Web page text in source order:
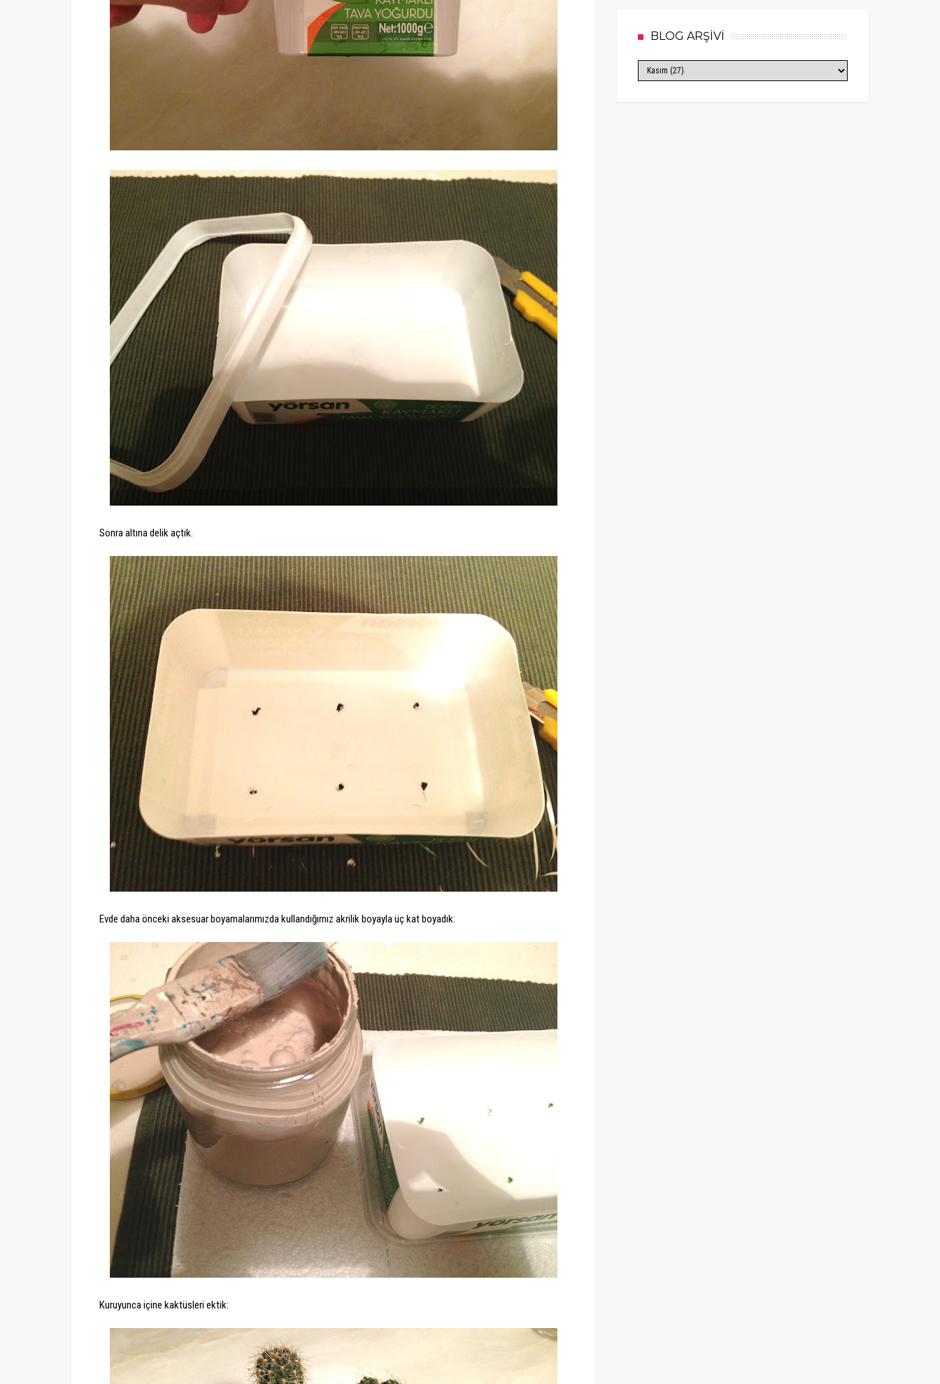
Sonra altına delik açtık.
Evde daha önceki aksesuar boyamalarımızda kullandığımız akrilik boyayla üç kat boyadık:
Kuruyunca içine kaktüsleri ektik:
BLOG ARŞİVİ